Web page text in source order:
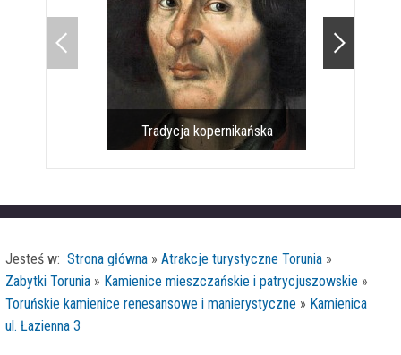
Tradycja kopernikańska
Jesteś w: Strona główna » Atrakcje turystyczne Torunia »
Zabytki Torunia » Kamienice mieszczańskie i patrycjuszowskie »
Toruńskie kamienice renesansowe i manierystyczne » Kamienica
ul. Łazienna 3